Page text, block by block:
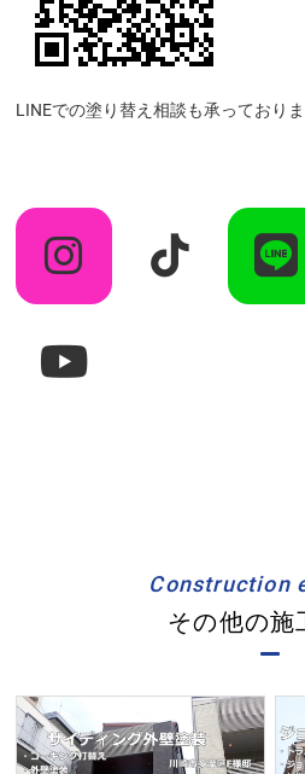
LINEでの塗り替え相談も承っておりま
Construction
その他の施